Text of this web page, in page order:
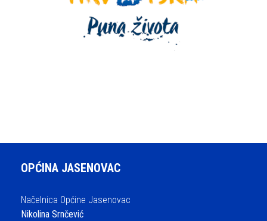
OPĆINA JASENOVAC
Načelnica Općine Jasenovac
Nikolina Srnčević